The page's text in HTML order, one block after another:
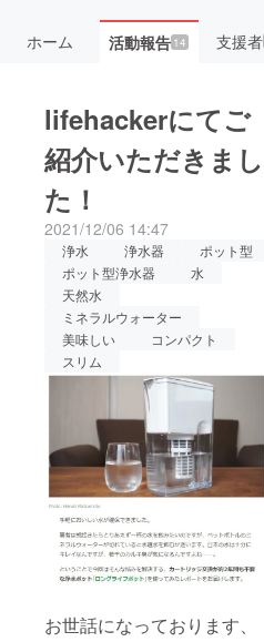
ホーム 活動報告14 支援者
lifehackerにてご
紹介いただきまし
た！
2021/12/06 14:47
浄水 浄水器
ポット型
ポット型浄水器
水
天然水
ミネラルウォーター
美味しい
コンパクト
スリム
お世話になっております、